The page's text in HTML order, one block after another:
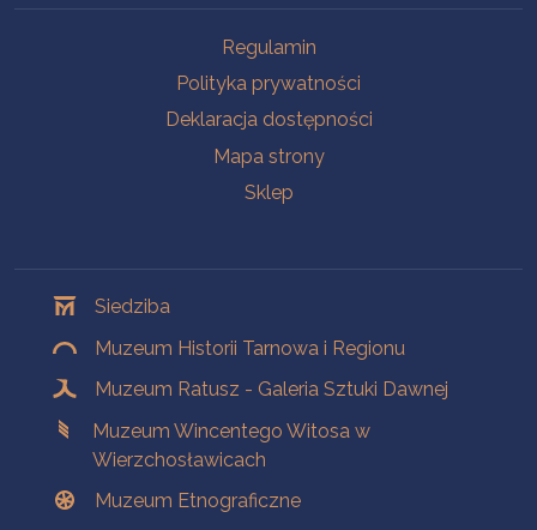
Regulamin
Polityka prywatności
Deklaracja dostępności
Mapa strony
Sklep
Siedziba
Muzeum Historii Tarnowa i Regionu
Muzeum Ratusz - Galeria Sztuki Dawnej
Muzeum Wincentego Witosa w
Wierzchosławicach
Muzeum Etnograficzne